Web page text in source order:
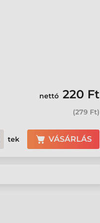
nettó 220 Ft
(279 Ft)
tek VÁSÁRLÁS